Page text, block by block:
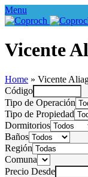
Menu
Vicente
Home » Vicente
Código
Tipo de Operación
Tipo de Propiedad
Dormitorios
Baños
Región
Comuna
Precio Desde